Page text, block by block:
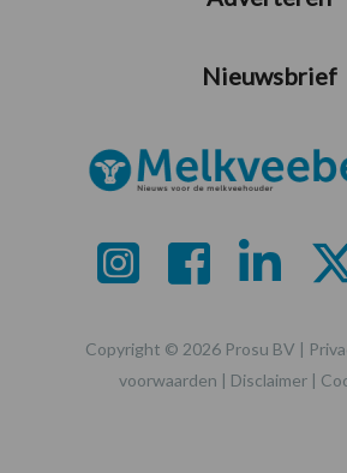
Nieuwsbrief
Copyright © 2026 Prosu BV |
voorwaarden
Disclaimer